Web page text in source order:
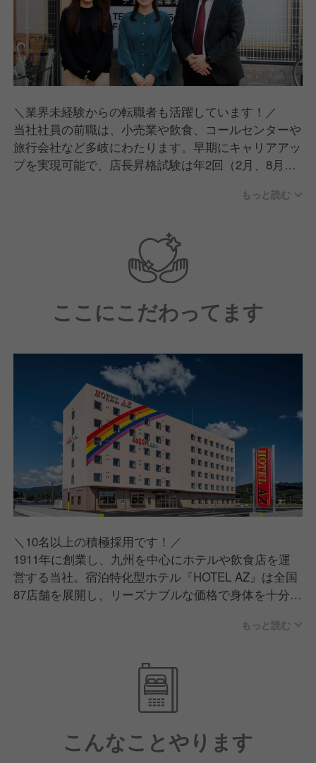
＼業界未経験からの転職者も活躍しています！／
当社社員の前職は、小売業や飲食、コールセンターや
旅行会社など多岐にわたります。早期にキャリアアッ
プを実現可能で、店長昇格試験は年2回（2月、8月）
意欲があれば、どんな方でも活躍できる環境です。
□テキパキとした接客スタイルを好む方
□サービス業でキャリアを築きたい方
□プライベートも大切にしながら働きたい方
もっと読む
ここにこだわってます
＼10名以上の積極採用です！／
1911年に創業し、九州を中心にホテルや飲食店を運
営する当社。宿泊特化型ホテル『HOTEL AZ』は全国
87店舗を展開し、リーズナブルな価格で身体を十分に
利用くださるリピーターのお客様が多く、業績は好
じめ飲食店も多数運営しています。
今後も積極的に新たな店舗を展開していく予定。それ
に備えて、組織体制を強化することになりました。ポ
ジションが増えていることもあり、キャリアアップを
目指す方のご期待に沿えると思います。初めてサービ
ス業に挑戦する、という方も大歓迎です！
もっと読む
こんなことやります